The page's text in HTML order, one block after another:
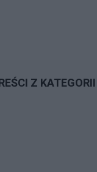
Z KATEGORII